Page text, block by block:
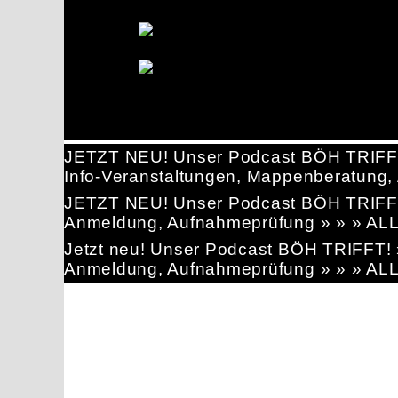
JETZT NEU! Unser Podcast BÖH
Info-Veranstaltungen,
JETZT NEU! Unser Podcast BÖH
Anmeldung, Aufnahmeprüfung » » »
Jetzt neu! Unser Podcast BÖH TRIFFT!
Anmeldung, Aufnahmeprüfung » » »